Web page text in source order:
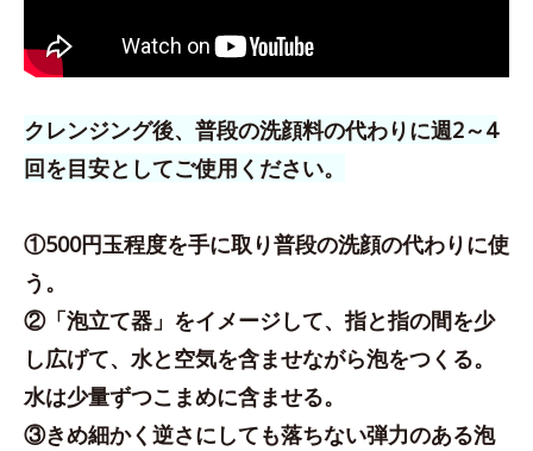
クレンジング後、普段の洗顔料の代わりに週2～4
回を目安としてご使用ください。
①500円玉程度を手に取り普段の洗顔の代わりに使
う。
②「泡立て器」をイメージして、指と指の間を少
し広げて、水と空気を含ませながら泡をつくる。
水は少量ずつこまめに含ませる。
③きめ細かく逆さにしても落ちない弾力のある泡